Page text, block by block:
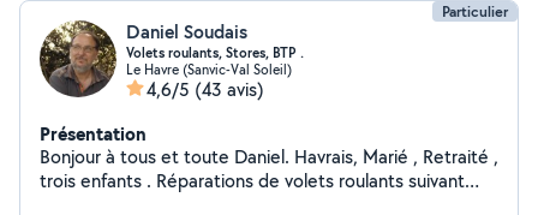
Particulier
Daniel Soudais
Volets roulants, Stores, BTP .
Le Havre (Sanvic-Val Soleil)
4,6/5 (43 avis)
Présentation
Bonjour à tous et toute Daniel. Havrais, Marié , Retraité ,
trois enfants . Réparations de volets roulants suivant